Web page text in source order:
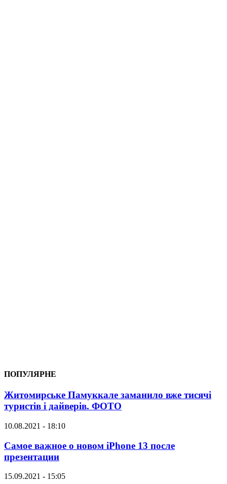
ПОПУЛЯРНЕ
Житомирське Памуккале заманило вже тисячі
туристів і дайверів. ФОТО
10.08.2021 - 18:10
Самое важное о новом iPhone 13 после
презентации
15.09.2021 - 15:05